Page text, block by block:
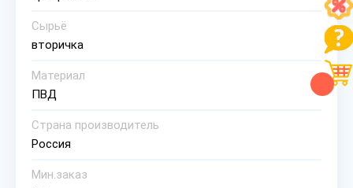
Сырьё
вторичка
Материал
ПВД
Страна производитель
Россия
Мин.заказ